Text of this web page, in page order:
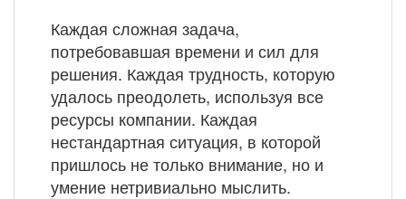
Каждая сложная задача,
потребовавшая времени и сил для
решения. Каждая трудность, которую
удалось преодолеть, используя все
ресурсы компании. Каждая
нестандартная ситуация, в которой
пришлось не только внимание, но и
умение нетривиально мыслить.